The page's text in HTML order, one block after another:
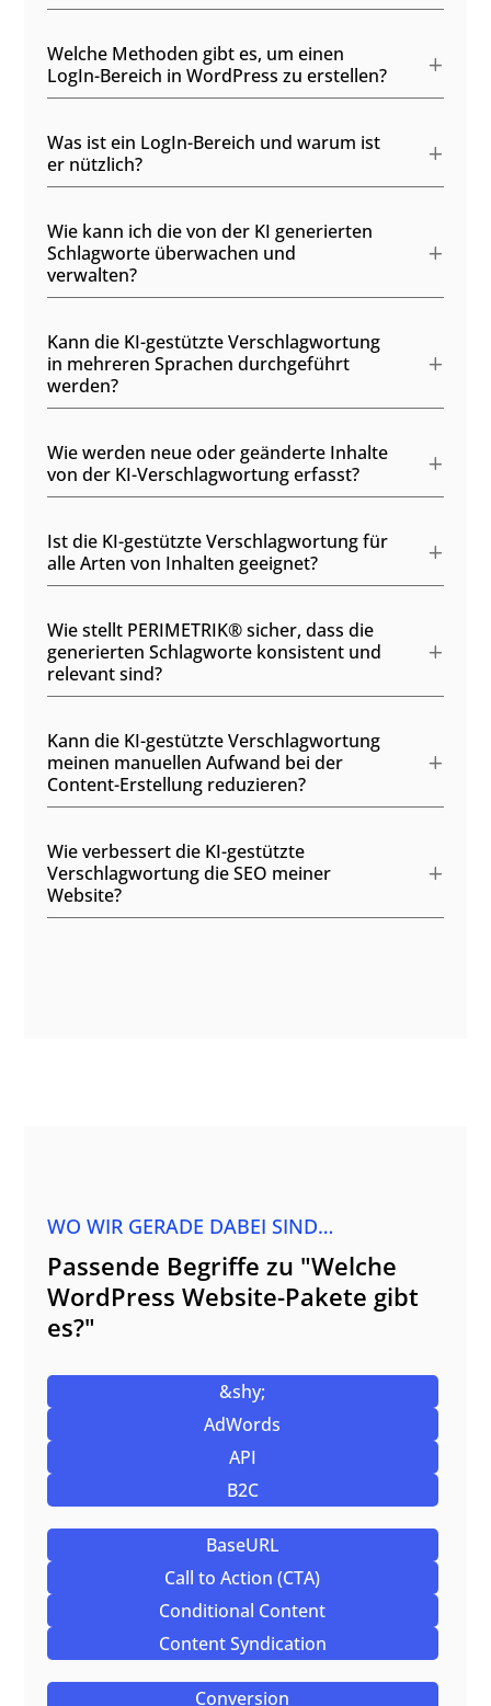
Welche Methoden gibt es, um einen
LogIn-Bereich in WordPress zu erstellen?
Was ist ein LogIn-Bereich und warum ist
er nützlich?
Wie kann ich die von der KI generierten
Schlagworte überwachen und
verwalten?
Kann die KI-gestützte Verschlagwortung
in mehreren Sprachen durchgeführt
werden?
Wie werden neue oder geänderte Inhalte
von der KI-Verschlagwortung erfasst?
Ist die KI-gestützte Verschlagwortung für
alle Arten von Inhalten geeignet?
Wie stellt PERIMETRIK® sicher, dass die
generierten Schlagworte konsistent und
relevant sind?
Kann die KI-gestützte Verschlagwortung
meinen manuellen Aufwand bei der
Content-Erstellung reduzieren?
Wie verbessert die KI-gestützte
Verschlagwortung die SEO meiner
Website?
WO WIR GERADE DABEI SIND…
Passende Begriffe zu "Welche
WordPress Website-Pakete gibt
es?"
&shy;
AdWords
API
B2C
BaseURL
Call to Action (CTA)
Conditional Content
Content Syndication
Conversion